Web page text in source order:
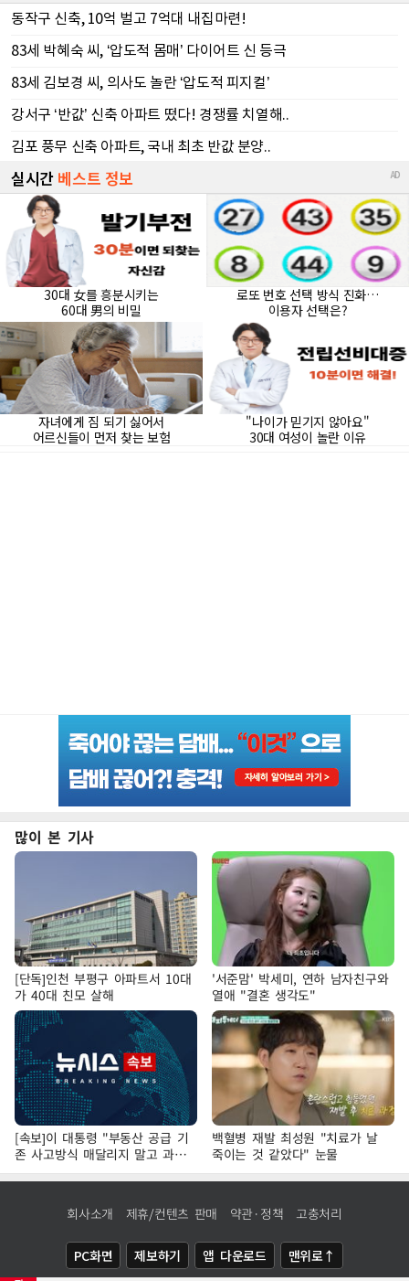
많이 본 기사
[단독]인천 부평구 아파트서 10대
가 40대 친모 살해
'서준맘' 박세미, 연하 남자친구와
열애 "결혼 생각도"
[속보]이 대통령 "부동산 공급 기
존 사고방식 매달리지 말고 과감
히 실천"
백혈병 재발 최성원 "치료가 날
죽이는 것 같았다" 눈물
회사소개 제휴/컨텐츠 판매 약관·정책 고충처리
PC화면 제보하기 앱 다운로드 맨위로↑